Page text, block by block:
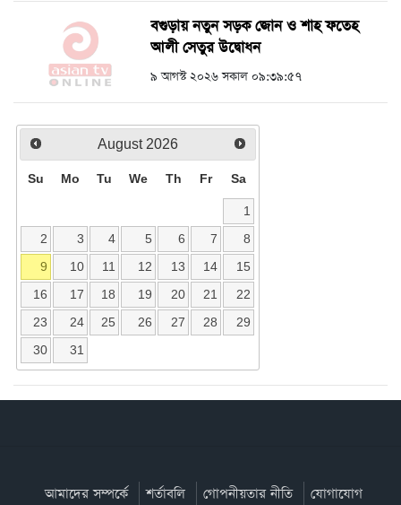
বগুড়ায় নতুন সড়ক জোন ও শাহ ফতেহ
আলী সেতুর উদ্বোধন
৯ আগস্ট ২০২৬ সকাল ০৯:৩৯:৫৭
August 2026
Su Mo Tu We Th Fr Sa
1
2
3 4 5 6 7
8
9
10 11 12 13 14
15
16
17 18 19 20 21
22
23
24 25 26 27 28
29
30
31
আমাদের সম্পর্কে শর্তাবলি গোপনীয়তার নীতি যোগাযোগ